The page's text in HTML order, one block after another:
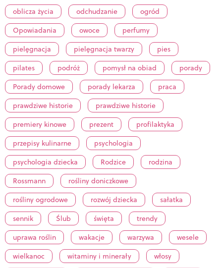
oblicza życia
odchudzanie
ogród
Opowiadania
owoce
perfumy
pielęgnacja
pielęgnacja twarzy
pies
pilates
podróż pomysł na obiad
porady
Porady domowe
porady lekarza
praca
prawdziwe historie
prawdziwe historie
premiery kinowe
prezent
profilaktyka
przepisy kulinarne
psychologia
psychologia dziecka
Rodzice
rodzina
Rossmann
rośliny doniczkowe
rośliny ogrodowe
rozwój dziecka
sałatka
sennik
Ślub święta
trendy
uprawa roślin
wakacje warzywa
wesele
wielkanoc
witaminy i minerały
włosy